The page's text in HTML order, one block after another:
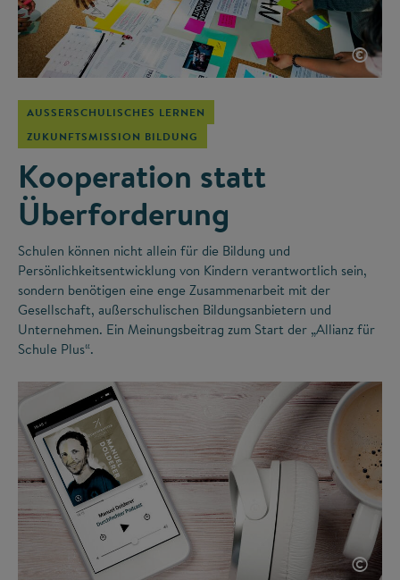
©
AUSSERSCHULISCHES LERNEN
ZUKUNFTSMISSION BILDUNG
Kooperation statt
Überforderung
Schulen können nicht allein für die Bildung und
Persönlichkeitsentwicklung von Kindern verantwortlich sein,
sondern benötigen eine enge Zusammenarbeit mit der
Gesellschaft, außerschulischen Bildungsanbietern und
Unternehmen. Ein Meinungsbeitrag zum Start der „Allianz für
Schule Plus“.
©